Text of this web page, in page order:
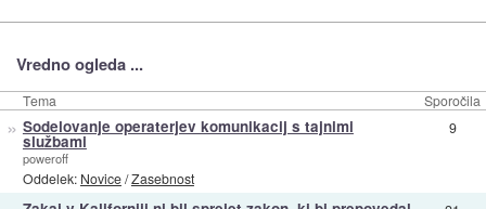
Vredno ogleda ...
Tema Sporočila
» Sodelovanje operaterjev komunikacij s tajnimi
službami
poweroff
Oddelek: Novice/Zasebnost
9